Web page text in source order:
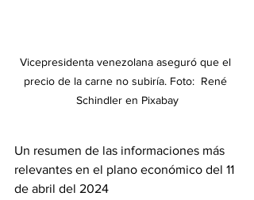
Vicepresidenta venezolana aseguró que el
precio de la carne no subiría. Foto:  René
Schindler en Pixabay
Un resumen de las informaciones más
relevantes en el plano económico del 11
de abril del 2024